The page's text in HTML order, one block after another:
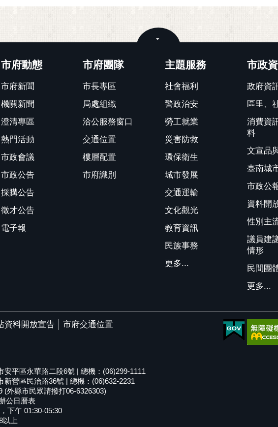
市府動態
市府新聞
機關新聞
澄清專區
熱門活動
市政會議
市政公告
採購公告
徵才公告
電子報
市府團隊
市長專區
局處組織
洽公服務窗口
交通位置
樓層配置
市府識別
主題服務
社會福利
警政治安
勞工就業
災害防救
環保衛生
城市發展
交通運輸
文化觀光
教育資訊
民族事務
更多...
市政
政府資
區里、
消費資
料
文宣品
臺南城
市政公
資料開
性別主
議員建
情形
民間團
更多...
資料開放宣告
市府交通位置
安平區永華路二段6號 | 總機：(06)299-1111
新營區民治路36號 | 總機：(06)632-2231
(外縣市民眾請撥打06-6326303)
公日曆表
下午 01:30-05:30
以上